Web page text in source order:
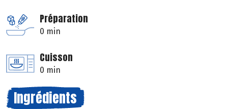
Préparation
0 min
Cuisson
0 min
Ingrédients